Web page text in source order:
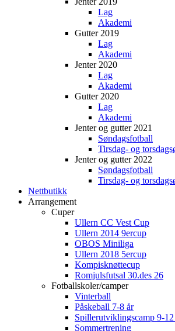
Lag
Akademi
Gutter 2019
Lag
Akademi
Jenter 2020
Lag
Akademi
Gutter 2020
Lag
Akademi
Jenter og gutter 2021
Søndagsfotball
Tirsdag- og
Jenter og gutter 2022
Søndagsfotball
Tirsdag- og
Nettbutikk
Arrangement
Cuper
Ullern CC Vest Cup
Ullern 2014 9ercup
OBOS Miniliga
Ullern 2018 5ercup
Kompisknøttecup
Romjulsfutsal 30.des 26
Fotballskoler/camper
Vinterball
Påskeball 7-8 år
Spillerutviklingscamp 9-
Sommertrening